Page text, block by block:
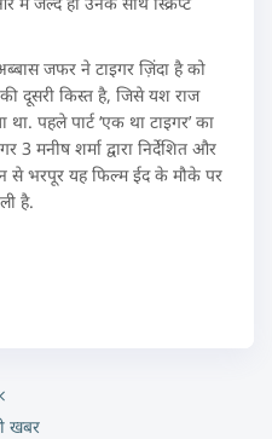
जफर ने टाइगर ज़िंदा है को
की दूसरी किस्त है, जिसे यश राज
पहले पार्ट ‘एक था टाइगर’ का
3 मनीष शर्मा द्वारा निर्देशित और
से भरपूर यह फिल्म ईद के मौके पर
है.
खबर